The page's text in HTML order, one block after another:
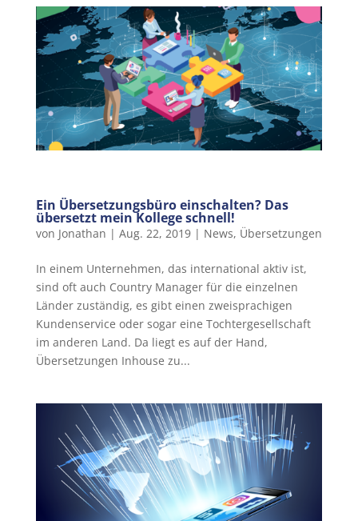
Ein Übersetzungsbüro einschalten? Das
übersetzt mein Kollege schnell!
von Jonathan | Aug. 22, 2019| News, Übersetzungen
In einem Unternehmen, das international aktiv ist,
sind oft auch Country Manager für die einzelnen
Länder zuständig, es gibt einen zweisprachigen
Kundenservice oder sogar eine Tochtergesellschaft
im anderen Land. Da liegt es auf der Hand,
Übersetzungen Inhouse zu...